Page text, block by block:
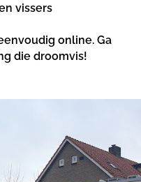
vissers
online. Ga
die droomvis!